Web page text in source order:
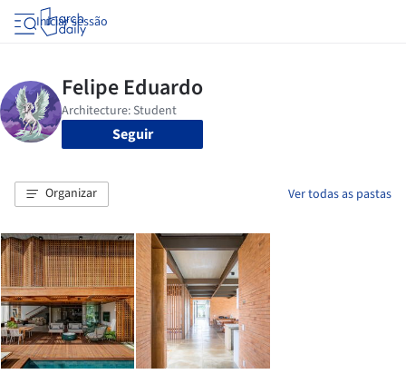
Iniciar sessão
Seguir
Organizar Ver todas as pastas